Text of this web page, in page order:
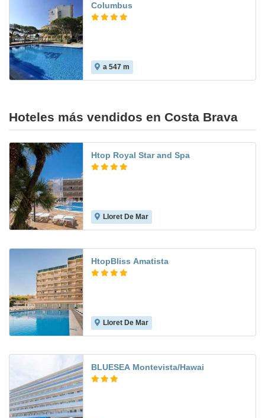
Columbus
a 547 m
Hoteles más vendidos en Costa Brava
Htop Royal Star and Spa
Lloret De Mar
HtopBliss Amatista
Lloret De Mar
BLUESEA Montevista/Hawai